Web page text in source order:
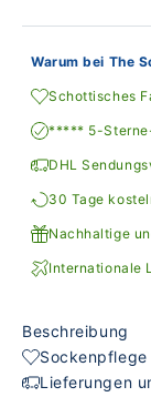
Warum bei The
Schottisches
***** 5-
DHL
30 Tage
Nachhaltige
Internationale
Beschreibung
Sockenpflege
Lieferungen